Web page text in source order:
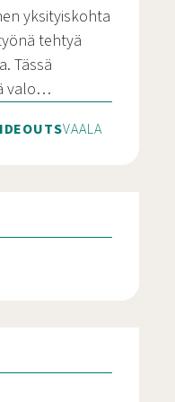
yksityiskohta
tehtyä
Tässä
valo…
VAALA